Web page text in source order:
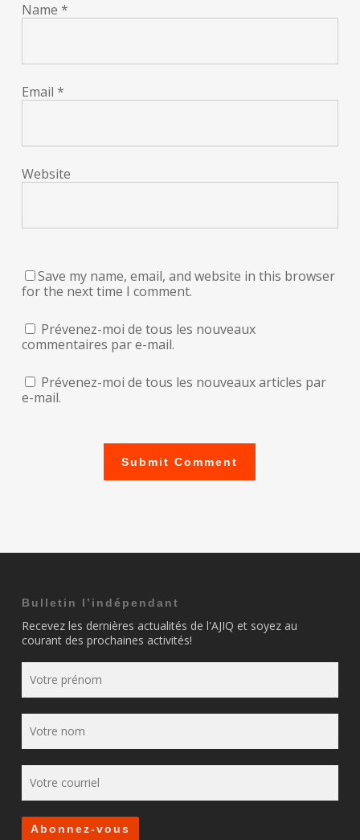
Name *
Email *
Website
Save my name, email, and website in this browser
for the next time I comment.
Prévenez-moi de tous les nouveaux
commentaires par e-mail.
Prévenez-moi de tous les nouveaux articles par
e-mail.
Bulletin l’indépendant
Recevez les dernières actualités de l'AJIQ et soyez au
courant des prochaines activités!